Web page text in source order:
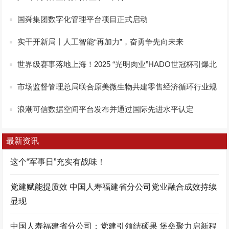
国舜集团数字化管理平台项目正式启动
实干开新局丨人工智能“再加力”，奋勇争先向未来
世界级赛事落地上海！2025 “光明肉业”HADO世冠杯引爆北
市场监督管理总局联合原美微生物共建零售经济循环行业规
浪潮可信数据空间平台发布并通过国际先进水平认定
最新资讯
这个“军事日”充实有战味！
党建赋能提质效 中国人寿福建省分公司党业融合成效持续
显现
中国人寿福建省分公司：党建引领结硕果 堡垒聚力启新程